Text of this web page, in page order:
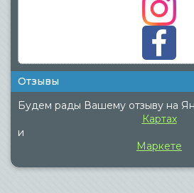
Отзывы
Будем рады Вашему отзыву на
Картах
и
Маркете